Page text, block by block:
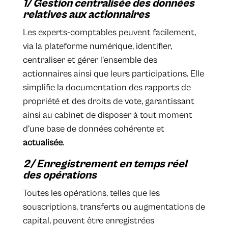
1/ Gestion centralisée des données
relatives aux actionnaires
Les experts-comptables peuvent facilement,
via la plateforme numérique, identifier,
centraliser et gérer l’ensemble des
actionnaires ainsi que leurs participations. Elle
simplifie la documentation des rapports de
propriété et des droits de vote, garantissant
ainsi au cabinet de disposer à tout moment
d’une base de données cohérente et
actualisée.
2/ Enregistrement en temps réel
des opérations
Toutes les opérations, telles que les
souscriptions, transferts ou augmentations de
capital, peuvent être enregistrées